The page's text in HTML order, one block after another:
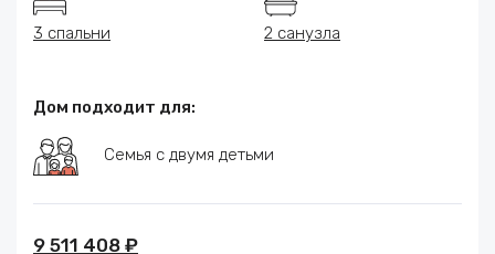
3 спальни 2 санузла
Дом подходит для:
Семья с двумя детьми
9 511 408 ₽